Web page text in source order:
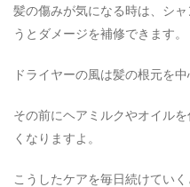
髪の傷みが気になる時は、シ
うとダメージを補修できます。
ドライヤーの風は髪の根元を
その前にヘアミルクやオイル
くなりますよ。
こうしたケアを毎日続けてい